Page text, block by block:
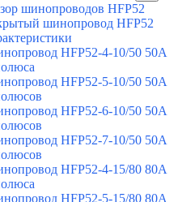
шинопроводов HFP52
шинопровод HFP52
HFP52-4-10/50 50A
HFP52-5-10/50 50А
HFP52-6-10/50 50А
HFP52-7-10/50 50А
HFP52-4-15/80 80A
HFP52-5-15/80 80А